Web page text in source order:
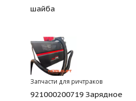
шайба
Запчасти для ричтраков
921000200719 Зарядное